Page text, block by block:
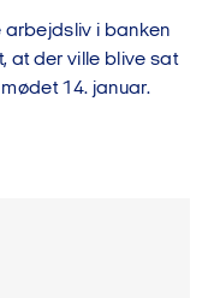
arbejdsliv i banken
at der ville blive sat
14. januar.